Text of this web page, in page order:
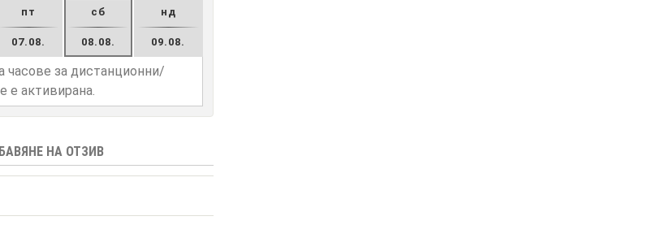
пт
07.08.
сб
08.08.
нд
09.08.
часове за дистанционни/
е активирана.
НА ОТЗИВ